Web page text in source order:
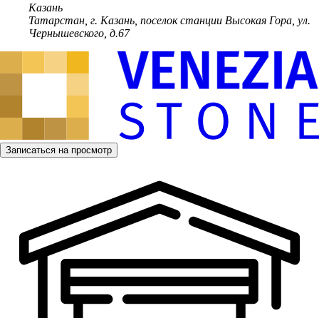
Казань
Татарстан, г. Казань, поселок станции Высокая Гора, ул.
Чернышевского, д.67
Записаться на просмотр